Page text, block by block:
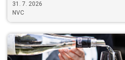
31. 7. 2026
NVC